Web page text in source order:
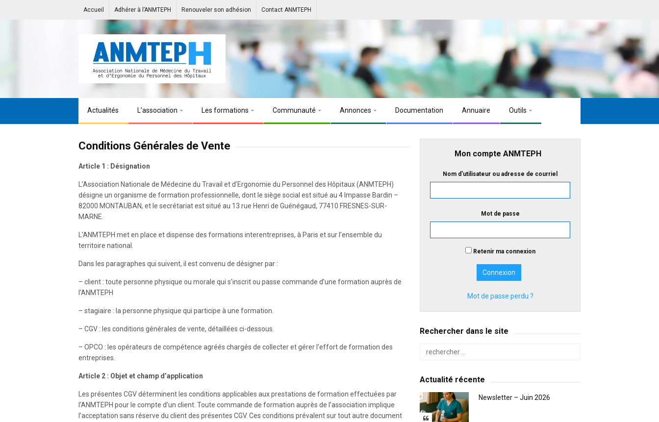
Accueil Adhérer à l’ANMTEPH Renouveler son adhésion Contact ANMTEPH
Actualités L’association Les formations Communauté Annonces Documentation Annuaire Outils
Conditions Générales de Vente
Article 1 : Désignation
L’Association Nationale de Médecine du Travail et d’Ergonomie du Personnel des Hôpitaux (ANMTEPH)
désigne un organisme de formation professionnelle, dont le siège social est situé au 4 Impasse Bardin –
82000 MONTAUBAN, et le secrétariat est situé au 13 rue Henri de Guénégaud, 77410 FRESNES-SUR-
MARNE.
L’ANMTEPH met en place et dispense des formations interentreprises, à Paris et sur l’ensemble du
territoire national.
Dans les paragraphes qui suivent, il est convenu de désigner par :
– client : toute personne physique ou morale qui s’inscrit ou passe commande d’une formation auprès de
l’ANMTEPH
– stagiaire : la personne physique qui participe à une formation.
– CGV : les conditions générales de vente, détaillées ci-dessous.
– OPCO : les opérateurs de compétence agréés chargés de collecter et gérer l’effort de formation des
entreprises.
Article 2 : Objet et champ d’application
Les présentes CGV déterminent les conditions applicables aux prestations de formation effectuées par
l’ANMTEPH pour le compte d’un client. Toute commande de formation auprès de l’association implique
l’acceptation sans réserve du client des présentes CGV. Ces conditions prévalent sur tout autre document
Mon compte ANMTEPH
Nom d'utilisateur ou adresse de courriel
Mot de passe
Retenir ma connexion
Mot de passe perdu ?
Rechercher dans le site
Actualité récente
Newsletter – Juin 2026